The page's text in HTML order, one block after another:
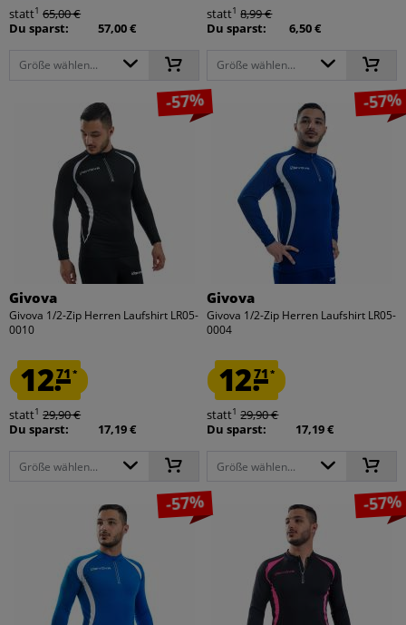
statt1 65,00 €
Du sparst:
57,00 €
Größe wählen...
statt1 8,99 €
Du sparst:
6,50 €
Größe wählen...
-57%
Givova
Givova 1/2-Zip Herren Laufshirt LR05-
0010
12.71 *
statt1 29,90 €
Du sparst:
17,19 €
Größe wählen...
-57%
Givova
Givova 1/2-Zip Herren Laufshirt LR05-
0004
12.71 *
statt1 29,90 €
Du sparst:
17,19 €
Größe wählen...
-57% -57%